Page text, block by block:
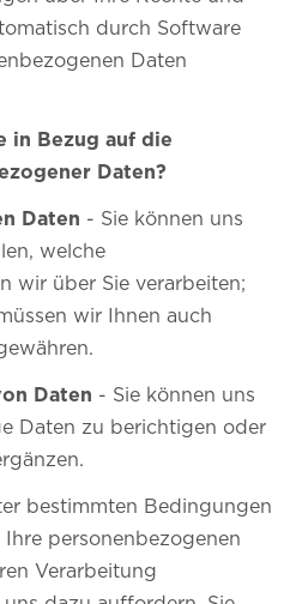
durch Software
Daten
in Bezug auf die
Daten?
Daten - Sie können uns
welche
wir über Sie verarbeiten;
wir Ihnen auch
Daten - Sie können uns
Daten zu berichtigen oder
bestimmten Bedingungen
personenbezogenen
Verarbeitung